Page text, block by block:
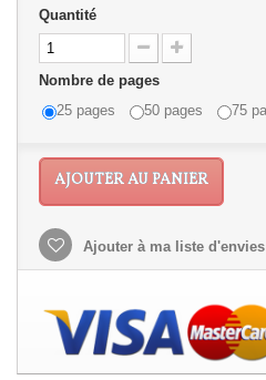
Quantité
Nombre de pages
25 pages
50 pages 75
AJOUTER AU PANIER
Ajouter à ma liste d'envies